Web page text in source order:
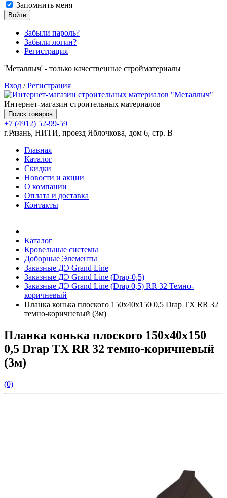
Запомнить меня
Войти
Забыли пароль?
Забыли логин?
Регистрация
'Металлыч' - только качественные стройматериалы
Вход /Регистрация
Интернет-магазин строительных материалов
Поиск товаров
+7 (4912) 52-99-59
г.Рязань, НИТИ, проезд Яблочкова, дом 6, стр. В
Главная
Каталог
Скидки
Новости и акции
О компании
Оплата и доставка
Контакты
Каталог
Кровельные системы
Доборные Элементы
Заказные ДЭ Grand Line
Заказные ДЭ Grand Line (Drap-0,5)
Заказные ДЭ Grand Line (Drap 0,5) RR 32 Темно-
коричневый
Планка конька плоского 150х40х150 0,5 Drap TX RR 32
темно-коричневый (3м)
Планка конька плоского 150х40х150
0,5 Drap TX RR 32 темно-коричневый
(3м)
(0)